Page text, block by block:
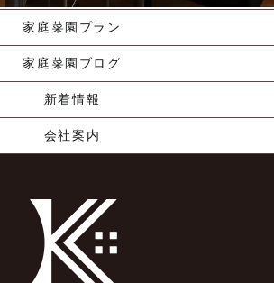
家庭菜園プラン
家庭菜園ブログ
新着情報
会社案内